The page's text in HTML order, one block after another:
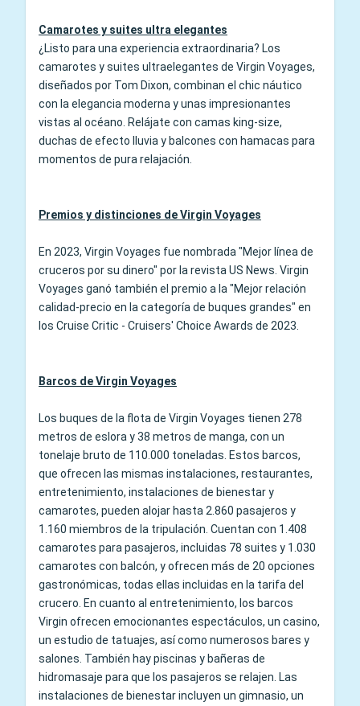
Camarotes y suites ultra elegantes
¿Listo para una experiencia extraordinaria? Los
camarotes y suites ultraelegantes de Virgin Voyages,
diseñados por Tom Dixon, combinan el chic náutico
con la elegancia moderna y unas impresionantes
vistas al océano. Relájate con camas king-size,
duchas de efecto lluvia y balcones con hamacas para
momentos de pura relajación.
Premios y distinciones de Virgin Voyages
En 2023, Virgin Voyages fue nombrada "Mejor línea de
cruceros por su dinero" por la revista US News. Virgin
Voyages ganó también el premio a la "Mejor relación
calidad-precio en la categoría de buques grandes" en
los Cruise Critic - Cruisers' Choice Awards de 2023.
Barcos de Virgin Voyages
Los buques de la flota de Virgin Voyages tienen 278
metros de eslora y 38 metros de manga, con un
tonelaje bruto de 110.000 toneladas. Estos barcos,
que ofrecen las mismas instalaciones, restaurantes,
entretenimiento, instalaciones de bienestar y
camarotes, pueden alojar hasta 2.860 pasajeros y
1.160 miembros de la tripulación. Cuentan con 1.408
camarotes para pasajeros, incluidas 78 suites y 1.030
camarotes con balcón, y ofrecen más de 20 opciones
gastronómicas, todas ellas incluidas en la tarifa del
crucero. En cuanto al entretenimiento, los barcos
Virgin ofrecen emocionantes espectáculos, un casino,
un estudio de tatuajes, así como numerosos bares y
salones. También hay piscinas y bañeras de
hidromasaje para que los pasajeros se relajen. Las
instalaciones de bienestar incluyen un gimnasio, un